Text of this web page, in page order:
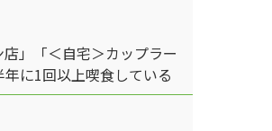
」「＜自宅＞カップラー
に1回以上喫食している